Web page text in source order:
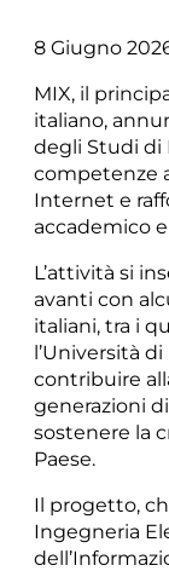
8 Giugno
MIX, il
italiano,
degli Studi di
competenze
Internet e
accademico
L’attività si
avanti con
italiani, tra i
l’Università
contribuire
generazioni
sostenere la
Paese.
Il progetto,
Ingegneria